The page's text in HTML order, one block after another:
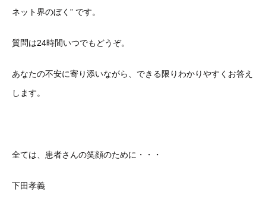
ネット界のぼく” です。
質問は24時間いつでもどうぞ。
あなたの不安に寄り添いながら、できる限りわかりやすくお答え
します。
全ては、患者さんの笑顔のために・・・
下田孝義